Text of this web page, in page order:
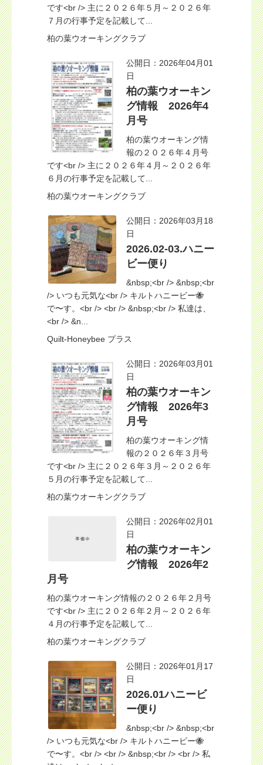
です<br /> 主に２０２６年５月～２０２６年
７月の行事予定を記載して...
柏の葉ウオーキングクラブ
公開日：2026年04月01
日
柏の葉ウオーキン
グ情報 2026年4
月号
柏の葉ウオーキング情
報の２０２６年４月号
です<br /> 主に２０２６年４月～２０２６年
６月の行事予定を記載して...
柏の葉ウオーキングクラブ
公開日：2026年03月18
日
2026.02-03.ハニー
ビー便り
&nbsp;<br /> &nbsp;<br
/> いつも元気な<br /> キルトハニービー🐝
で〜す。<br /> <br /> &nbsp;<br /> 私達は、
<br /> &n...
Quilt-Honeybee プラス
公開日：2026年03月01
日
柏の葉ウオーキン
グ情報 2026年3
月号
柏の葉ウオーキング情
報の２０２６年３月号
です<br /> 主に２０２６年３月～２０２６年
５月の行事予定を記載して...
柏の葉ウオーキングクラブ
公開日：2026年02月01
日
柏の葉ウオーキン
グ情報 2026年2
月号
柏の葉ウオーキング情報の２０２６年２月号
です<br /> 主に２０２６年２月～２０２６年
４月の行事予定を記載して...
柏の葉ウオーキングクラブ
公開日：2026年01月17
日
2026.01ハニービ
ー便り
&nbsp;<br /> &nbsp;<br
/> いつも元気な<br /> キルトハニービー🐝
で〜す。<br /> <br /> &nbsp;<br /> <br /> 私